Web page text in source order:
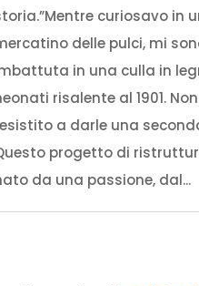
curiosavo in
delle pulci, mi
in una culla in
risalente al 1901.
a darle una
progetto di
da una passione, dal...